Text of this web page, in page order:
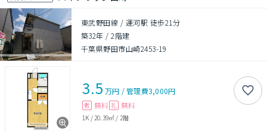
東武野田線 / 運河駅 徒歩21分
築32年 /2階建
千葉県野田市山崎2453-19
3.5 万円 /管理費3,000円
敷 無料 礼 無料
1K / 20.39㎡ / 2階